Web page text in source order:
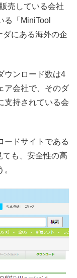
売している会社
る「MiniTool
ダにある海外の企
ウンロード数は4
ア会社で、そのダ
支持されている会
ードサイトである
ても、安全性の高